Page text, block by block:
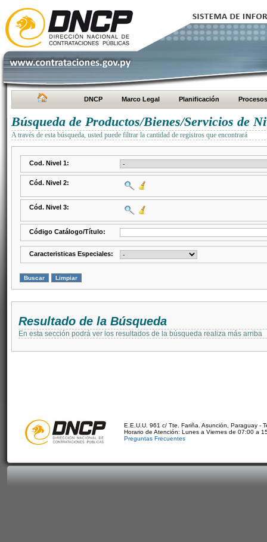
DNCP Marco Legal Planificación Procesos
Búsqueda de Productos/Bienes/Servicios de
A través de esta búsqueda, usted puede filtrar la cantidad de registros que encontrará
Cod. Nivel 1:
Cód. Nivel 2:
Cód. Nivel 3:
Código Catálogo/Título:
Caracteristicas Especiales:
Resultado de la Búsqueda
En esta sección podrá ver los resultados de la búsqueda realiza más arriba
E.E.U.U. 961 c/ Tte. Fariña. Asunción, Paraguay -
Horario de Atención: Lunes a Viernes de 07:00 a
Preguntas Frecuentes